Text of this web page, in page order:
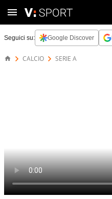
Seguici su: Google Discover
CALCIO SERIE A